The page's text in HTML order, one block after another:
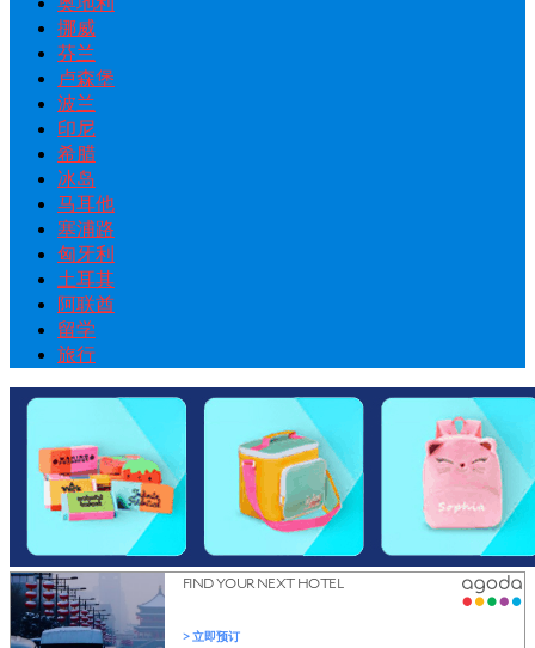
挪威
芬兰
卢森堡
波兰
印尼
希腊
冰岛
马耳他
塞浦路
匈牙利
土耳其
阿联酋
留学
旅行